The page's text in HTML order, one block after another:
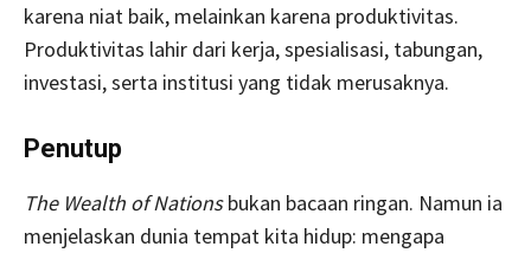
karena niat baik, melainkan karena produktivitas.
Produktivitas lahir dari kerja, spesialisasi, tabungan,
investasi, serta institusi yang tidak merusaknya.
Penutup
The Wealth of Nationsbukan bacaan ringan. Namun ia
menjelaskan dunia tempat kita hidup: mengapa